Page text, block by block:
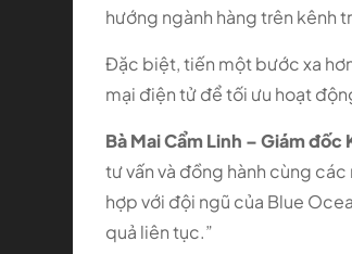
hướng ngành hàng trên kênh
Đặc biệt, tiến một bước xa
mại điện tử để tối ưu hoạt
Bà Mai Cẩm Linh – Giám
tư vấn và đồng hành cùng
hợp với đội ngũ của Blue
quả liên tục.”